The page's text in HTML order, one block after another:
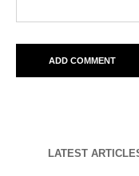
LATEST